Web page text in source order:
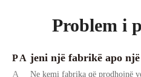
Problem i
P A jeni një fabrikë apo
A
Ne kemi fabrika që prodhojnë